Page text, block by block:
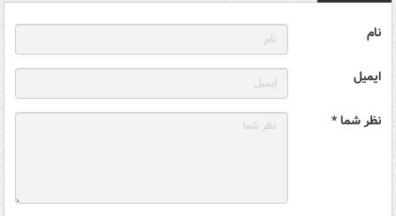
نام
ایمیل
نظر شما *